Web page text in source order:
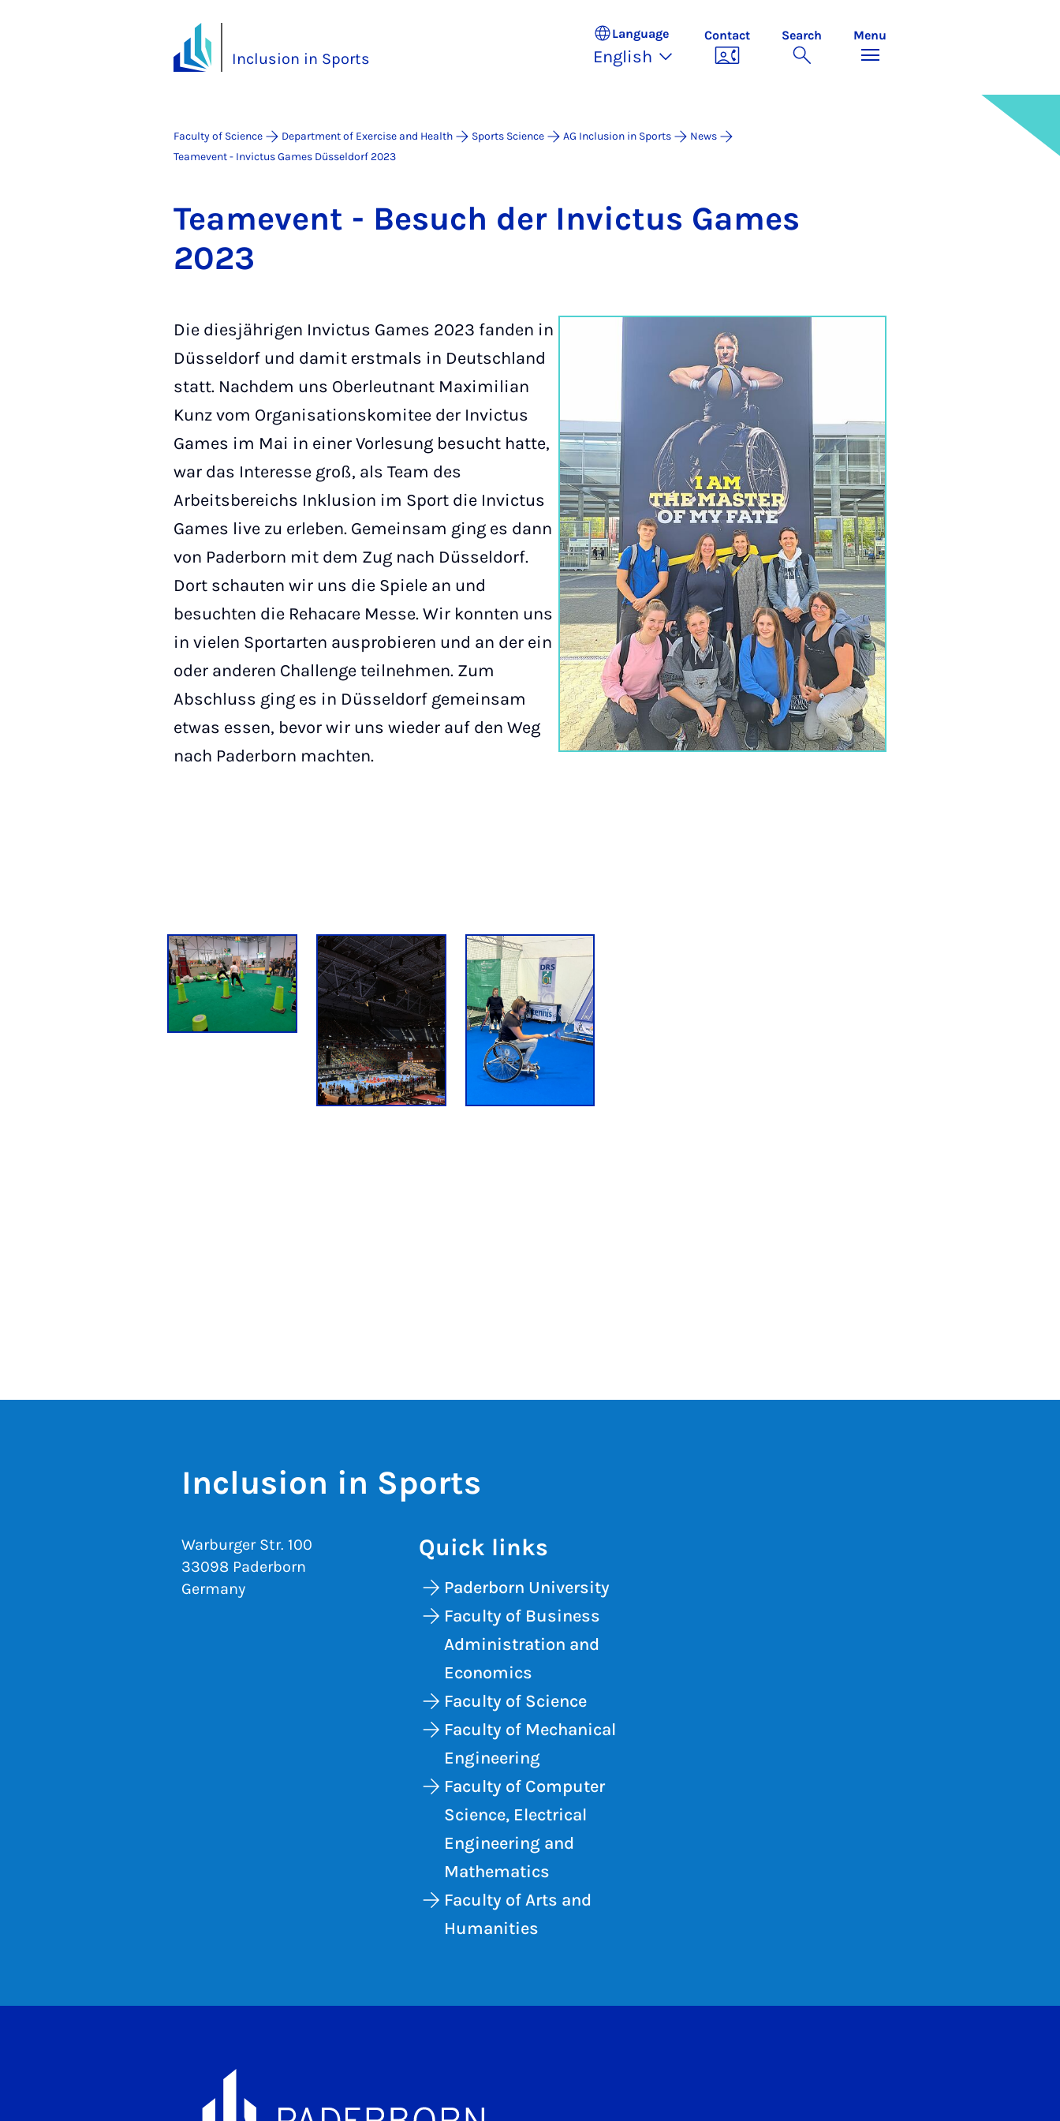
Inclusion in Sports
Language
English
Contact Search Menu
Faculty of Science Department of Exercise and Health Sports Science AG Inclusion in Sports
News
Teamevent - Invictus Games Düsseldorf 2023
Teamevent - Be­such der In­victus Games
2023
Die diesjährigen Invictus Games 2023 fanden in
Düsseldorf und damit erstmals in Deutschland
statt. Nachdem uns Oberleutnant Maximilian
Kunz vom Organisationskomitee der Invictus
Games im Mai in einer Vorlesung besucht hatte,
war das Interesse groß, als Team des
Arbeitsbereichs Inklusion im Sport die Invictus
Games live zu erleben. Gemeinsam ging es dann
von Paderborn mit dem Zug nach Düsseldorf.
Dort schauten wir uns die Spiele an und
besuchten die Rehacare Messe. Wir konnten uns
in vielen Sportarten ausprobieren und an der ein
oder anderen Challenge teilnehmen. Zum
Abschluss ging es in Düsseldorf gemeinsam
etwas essen, bevor wir uns wieder auf den Weg
nach Paderborn machten.
Inclusion in Sports
Warburger Str. 100
33098 Paderborn
Germany
Quick links
Paderborn University
Faculty of Business
Administration and
Economics
Faculty of Science
Faculty of Mechanical
Engineering
Faculty of Computer
Science, Electrical
Engineering and
Mathematics
Faculty of Arts and
Humanities